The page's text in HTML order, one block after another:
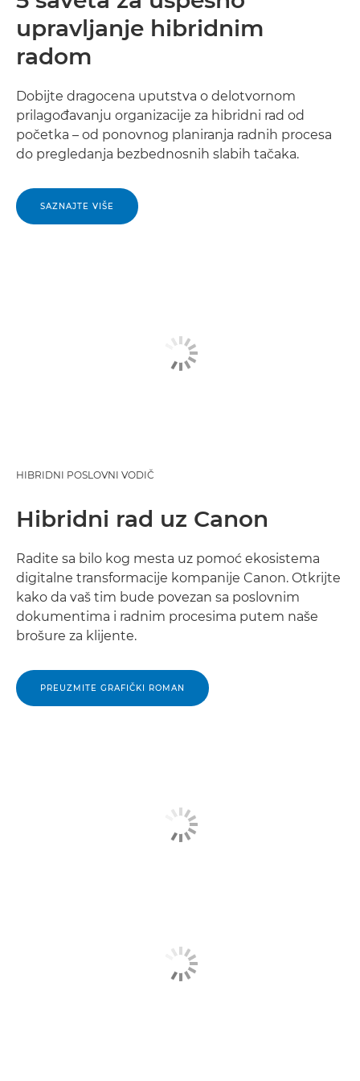
upravljanje hibridnim
radom
Dobijte dragocena uputstva o delotvornom
prilagođavanju organizacije za hibridni rad od
početka – od ponovnog planiranja radnih procesa
do pregledanja bezbednosnih slabih tačaka.
SAZNAJTE VIŠE
HIBRIDNI POSLOVNI VODIČ
Hibridni rad uz Canon
Radite sa bilo kog mesta uz pomoć ekosistema
digitalne transformacije kompanije Canon. Otkrijte
kako da vaš tim bude povezan sa poslovnim
dokumentima i radnim procesima putem naše
brošure za klijente.
PREUZMITE GRAFIČKI ROMAN